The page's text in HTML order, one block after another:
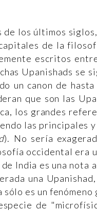
de los últimos
de la
escritos
Upanishads se
un canon de
que son las
los grandes
las principales y
). No sería
occidental era
India es una nota
una
es un fenómeno
de